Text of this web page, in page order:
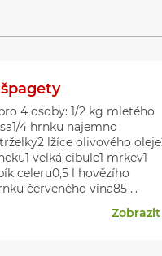
4 osoby: 1/2 kg mletého
4 hrnku najemno
lžíce olivového
velká cibule1 mrkev1
celeru0,5 l hovězího
červeného vína85 ...